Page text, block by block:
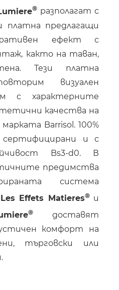
разполагат с
платна предлагащи
ефект с
както на таван,
Тези платна
визуален
с характерните
качества на
Barrisol. 100%
сертифицирани и с
Bs3-d0. В
предимства
система
Les Effets Matieres и
доставят
комфорт на
търговски или